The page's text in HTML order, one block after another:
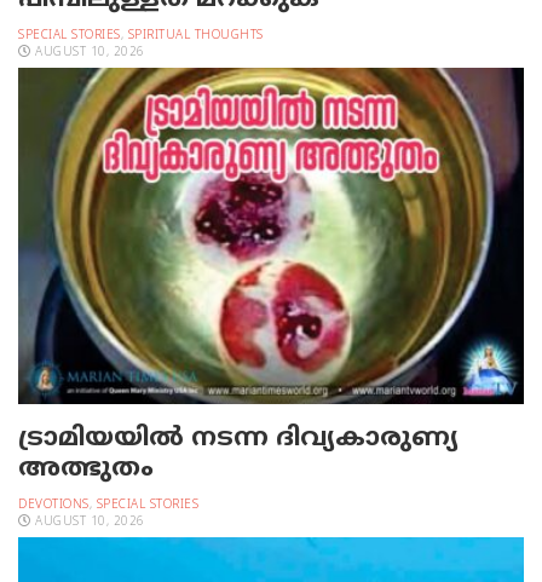
SPECIAL STORIES, SPIRITUAL THOUGHTS
AUGUST 10, 2026
ട്രാമിയയില്‍ നടന്ന ദിവ്യകാരുണ്യ
അത്ഭുതം
DEVOTIONS, SPECIAL STORIES
AUGUST 10, 2026